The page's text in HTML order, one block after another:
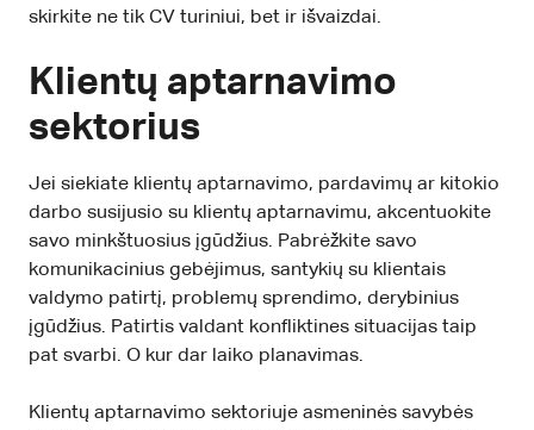
skirkite ne tik CV turiniui, bet ir išvaizdai.
Klientų aptarnavimo
sektorius
Jei siekiate klientų aptarnavimo, pardavimų ar kitokio
darbo susijusio su klientų aptarnavimu, akcentuokite
savo minkštuosius įgūdžius. Pabrėžkite savo
komunikacinius gebėjimus, santykių su klientais
valdymo patirtį, problemų sprendimo, derybinius
įgūdžius. Patirtis valdant konfliktines situacijas taip
pat svarbi. O kur dar laiko planavimas.
Klientų aptarnavimo sektoriuje asmeninės savybės